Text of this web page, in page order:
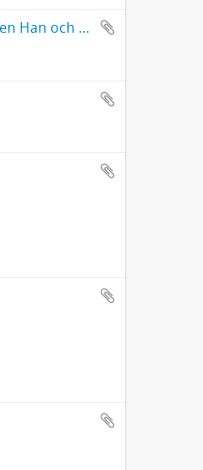
"... mina samtliga denna dag föreliggande tryckta skrifter samt af otryckta skrifter brefsamlingen Han och Hon."